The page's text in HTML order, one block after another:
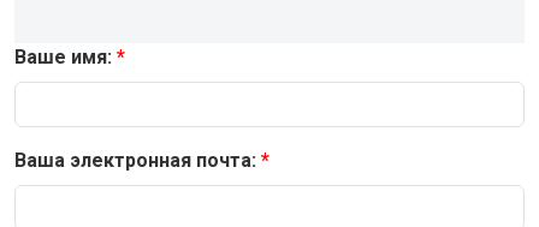
Ваше имя:
Ваша электронная почта: